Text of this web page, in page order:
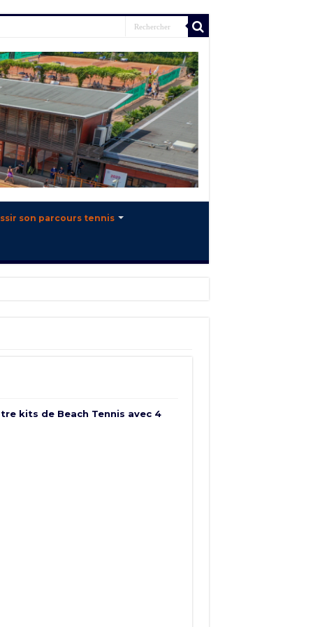
son parcours tennis
kits de Beach Tennis avec 4